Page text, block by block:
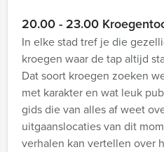
20.00 - 23.00
In elke stad tref je die
kroegen waar de tap altijd
Dat soort kroegen zoeken
met karakter en wat leuk
gids die van alles af weet
uitgaanslocaties van dit
verhalen kan vertellen over